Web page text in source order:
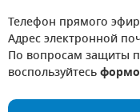
Телефон прямого
Адрес электронной
По вопросам защиты
воспользуйтесь